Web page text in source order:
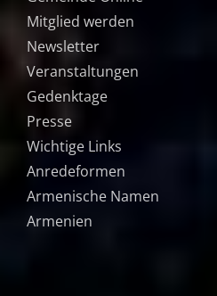
Mitglied werden
Newsletter
Veranstaltungen
Gedenktage
Presse
Wichtige Links
Anredeformen
Armenische Namen
Armenien